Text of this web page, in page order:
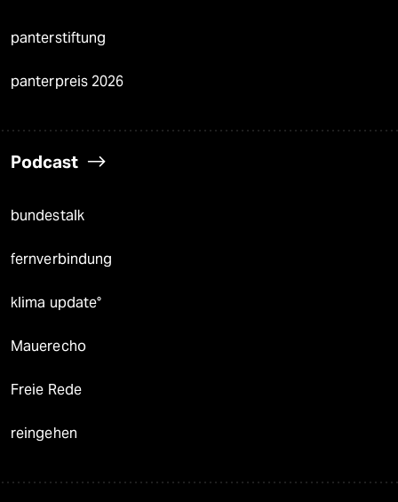
panterstiftung
panterpreis 2026
Podcast
bundestalk
fernverbindung
klima update°
Mauerecho
Freie Rede
reingehen